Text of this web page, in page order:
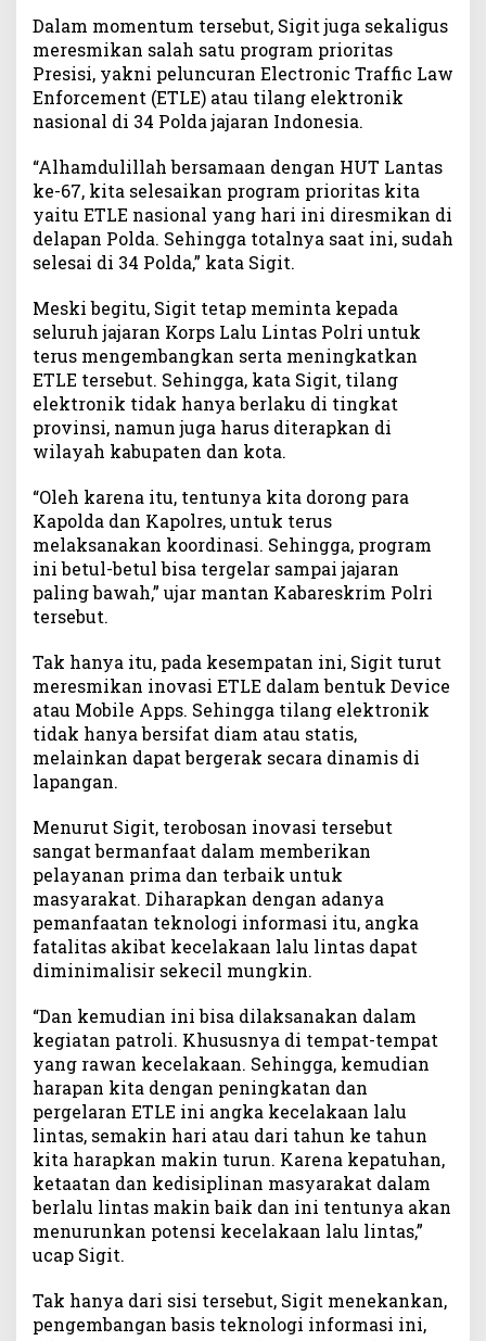
a
m
P
r
i
o
i
t
a
s
E
L
E
N
a
s
i
o
n
l
d
i
3
4
l
d
a
Dalam momentum tersebut, Sigit juga sekaligus
meresmikan salah satu program prioritas
Presisi, yakni peluncuran Electronic Traffic Law
Enforcement (ETLE) atau tilang elektronik
nasional di 34 Polda jajaran Indonesia.
“Alhamdulillah bersamaan dengan HUT Lantas
ke-67, kita selesaikan program prioritas kita
yaitu ETLE nasional yang hari ini diresmikan di
delapan Polda. Sehingga totalnya saat ini, sudah
selesai di 34 Polda,” kata Sigit.
Meski begitu, Sigit tetap meminta kepada
seluruh jajaran Korps Lalu Lintas Polri untuk
terus mengembangkan serta meningkatkan
ETLE tersebut. Sehingga, kata Sigit, tilang
elektronik tidak hanya berlaku di tingkat
provinsi, namun juga harus diterapkan di
wilayah kabupaten dan kota.
“Oleh karena itu, tentunya kita dorong para
Kapolda dan Kapolres, untuk terus
melaksanakan koordinasi. Sehingga, program
ini betul-betul bisa tergelar sampai jajaran
paling bawah,” ujar mantan Kabareskrim Polri
tersebut.
Tak hanya itu, pada kesempatan ini, Sigit turut
meresmikan inovasi ETLE dalam bentuk Device
atau Mobile Apps. Sehingga tilang elektronik
tidak hanya bersifat diam atau statis,
melainkan dapat bergerak secara dinamis di
lapangan.
Menurut Sigit, terobosan inovasi tersebut
sangat bermanfaat dalam memberikan
pelayanan prima dan terbaik untuk
masyarakat. Diharapkan dengan adanya
pemanfaatan teknologi informasi itu, angka
fatalitas akibat kecelakaan lalu lintas dapat
diminimalisir sekecil mungkin.
“Dan kemudian ini bisa dilaksanakan dalam
kegiatan patroli. Khususnya di tempat-tempat
yang rawan kecelakaan. Sehingga, kemudian
harapan kita dengan peningkatan dan
pergelaran ETLE ini angka kecelakaan lalu
lintas, semakin hari atau dari tahun ke tahun
kita harapkan makin turun. Karena kepatuhan,
ketaatan dan kedisiplinan masyarakat dalam
berlalu lintas makin baik dan ini tentunya akan
menurunkan potensi kecelakaan lalu lintas,”
ucap Sigit.
Tak hanya dari sisi tersebut, Sigit menekankan,
pengembangan basis teknologi informasi ini,